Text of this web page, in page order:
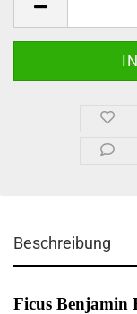
Beschreibung
Ficus Benjamin